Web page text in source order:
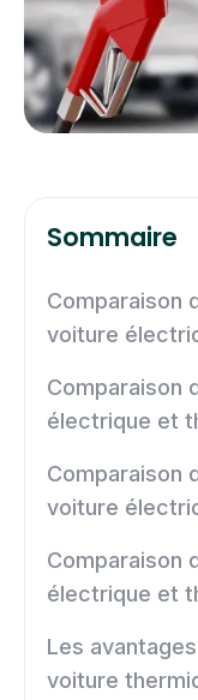
Sommaire
Comparaison
voiture
Comparaison
électrique et
Comparaison
voiture
Comparaison
électrique et
Les
voiture